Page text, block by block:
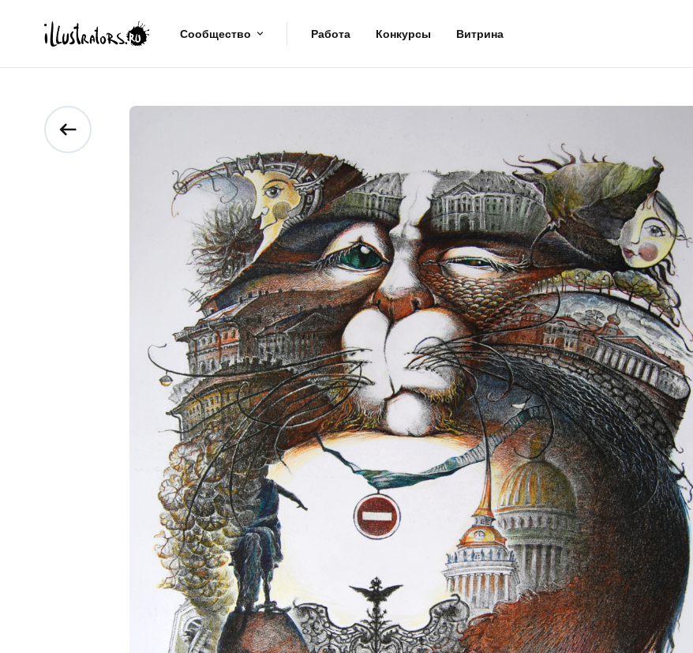
Сообщество Работа Конкурсы Витрина